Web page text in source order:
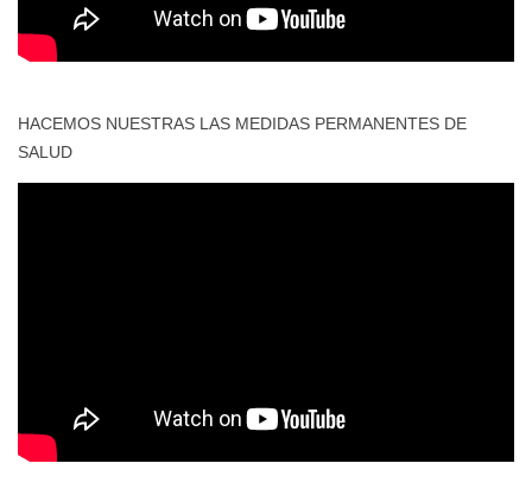
HACEMOS NUESTRAS LAS MEDIDAS PERMANENTES DE
SALUD